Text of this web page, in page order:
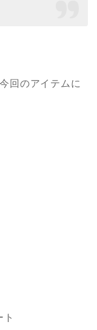
回のアイテムに